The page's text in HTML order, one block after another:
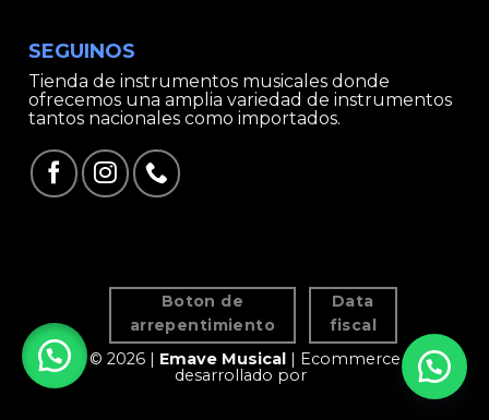
SEGUINOS
Tienda de instrumentos musicales donde
ofrecemos una amplia variedad de instrumentos
tantos nacionales como importados.
Boton de
arrepentimiento
Data
fiscal
© 2026 | Emave Musical
| Ecommerce
desarrollado por